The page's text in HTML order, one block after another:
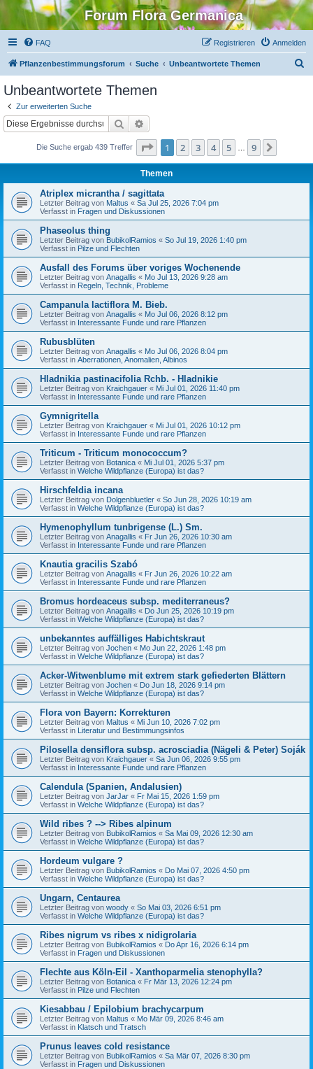
Forum Flora Germanica
FAQ Anmelden
Registrieren
Pflanzenbestimmungsforum Suche Unbeantwortete Themen
Unbeantwortete Themen
Zur erweiterten Suche
Suche
Die Suche ergab 439 Treffer Seite 1von
1 2 3 4 5 9
Themen
Atriplex micrantha / sagittata
Letzter Beitrag von Maltus « Sa Jul 25, 2026 7:04 pm
Verfasst in Fragen und Diskussionen
Phaseolus thing
Letzter Beitrag von BubikolRamios « So Jul 19, 2026 1:40 pm
Verfasst in Pilze und Flechten
Ausfall des Forums über voriges Wochenende
Letzter Beitrag von Anagallis « Mo Jul 13, 2026 9:28 am
Verfasst in Regeln, Technik, Probleme
Campanula lactiflora M. Bieb.
Letzter Beitrag von Anagallis « Mo Jul 06, 2026 8:12 pm
Verfasst in Interessante Funde und rare Pflanzen
Rubusblüten
Letzter Beitrag von Anagallis « Mo Jul 06, 2026 8:04 pm
Verfasst in Aberrationen, Anomalien, Albinos
Hladnikia pastinacifolia Rchb. - Hladnikie
Letzter Beitrag von Kraichgauer « Mi Jul 01, 2026 11:40 pm
Verfasst in Interessante Funde und rare Pflanzen
Gymnigritella
Letzter Beitrag von Kraichgauer « Mi Jul 01, 2026 10:12 pm
Verfasst in Interessante Funde und rare Pflanzen
Triticum - Triticum monococcum?
Letzter Beitrag von Botanica « Mi Jul 01, 2026 5:37 pm
Verfasst in Welche Wildpflanze (Europa) ist das?
Hirschfeldia incana
Letzter Beitrag von Dolgenbluetler « So Jun 28, 2026 10:19 am
Verfasst in Welche Wildpflanze (Europa) ist das?
Hymenophyllum tunbrigense (L.) Sm.
Letzter Beitrag von Anagallis « Fr Jun 26, 2026 10:30 am
Verfasst in Interessante Funde und rare Pflanzen
Knautia gracilis Szabó
Letzter Beitrag von Anagallis « Fr Jun 26, 2026 10:22 am
Verfasst in Interessante Funde und rare Pflanzen
Bromus hordeaceus subsp. mediterraneus?
Letzter Beitrag von Anagallis « Do Jun 25, 2026 10:19 pm
Verfasst in Welche Wildpflanze (Europa) ist das?
unbekanntes auffälliges Habichtskraut
Letzter Beitrag von Jochen « Mo Jun 22, 2026 1:48 pm
Verfasst in Welche Wildpflanze (Europa) ist das?
Acker-Witwenblume mit extrem stark gefiederten Blättern
Letzter Beitrag von Jochen « Do Jun 18, 2026 9:14 pm
Verfasst in Welche Wildpflanze (Europa) ist das?
Flora von Bayern: Korrekturen
Letzter Beitrag von Maltus « Mi Jun 10, 2026 7:02 pm
Verfasst in Literatur und Bestimmungsinfos
Pilosella densiflora subsp. acrosciadia (Nägeli & Peter) Soják
Letzter Beitrag von Kraichgauer « Sa Jun 06, 2026 9:55 pm
Verfasst in Interessante Funde und rare Pflanzen
Calendula (Spanien, Andalusien)
Letzter Beitrag von JarJar « Fr Mai 15, 2026 1:59 pm
Verfasst in Welche Wildpflanze (Europa) ist das?
Wild ribes ? --> Ribes alpinum
Letzter Beitrag von BubikolRamios « Sa Mai 09, 2026 12:30 am
Verfasst in Welche Wildpflanze (Europa) ist das?
Hordeum vulgare ?
Letzter Beitrag von BubikolRamios « Do Mai 07, 2026 4:50 pm
Verfasst in Welche Wildpflanze (Europa) ist das?
Ungarn, Centaurea
Letzter Beitrag von woody « So Mai 03, 2026 6:51 pm
Verfasst in Welche Wildpflanze (Europa) ist das?
Ribes nigrum vs ribes x nidigrolaria
Letzter Beitrag von BubikolRamios « Do Apr 16, 2026 6:14 pm
Verfasst in Fragen und Diskussionen
Flechte aus Köln-Eil - Xanthoparmelia stenophylla?
Letzter Beitrag von Botanica « Fr Mär 13, 2026 12:24 pm
Verfasst in Pilze und Flechten
Kiesabbau / Epilobium brachycarpum
Letzter Beitrag von Maltus « Mo Mär 09, 2026 8:46 am
Verfasst in Klatsch und Tratsch
Prunus leaves cold resistance
Letzter Beitrag von BubikolRamios « Sa Mär 07, 2026 8:30 pm
Verfasst in Fragen und Diskussionen